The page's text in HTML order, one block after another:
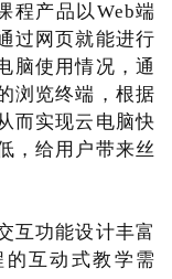
程产品以Web端
过网页就能进行
脑使用情况，通
浏览终端，根据
而实现云电脑快
，给用户带来丝
互功能设计丰富
互动式教学需